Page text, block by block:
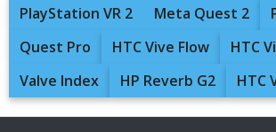
PlayStation VR 2
Meta Quest 2
Quest Pro
HTC Vive Flow
HTC
Valve Index
HP Reverb G2 HTC